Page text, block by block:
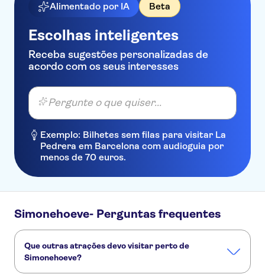
Alimentado por IA Beta
Escolhas inteligentes
Receba sugestões personalizadas de
acordo com os seus interesses
Pergunte o que quiser...
Exemplo: Bilhetes sem filas para visitar La
Pedrera em Barcelona com audioguia por
menos de 70 euros.
Simonehoeve- Perguntas frequentes
Que outras atrações devo visitar perto de
Simonehoeve?